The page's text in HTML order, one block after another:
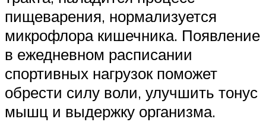
пищеварения, нормализуется
микрофлора кишечника. Появление
в ежедневном расписании
спортивных нагрузок поможет
обрести силу воли, улучшить тонус
мышц и выдержку организма.